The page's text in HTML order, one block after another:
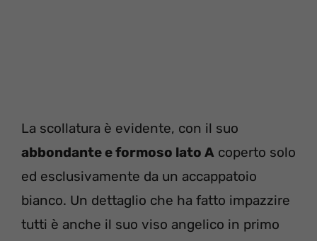
La scollatura è evidente, con il suo
abbondante e formoso lato A coperto solo
ed esclusivamente da un accappatoio
bianco. Un dettaglio che ha fatto impazzire
tutti è anche il suo viso angelico in primo